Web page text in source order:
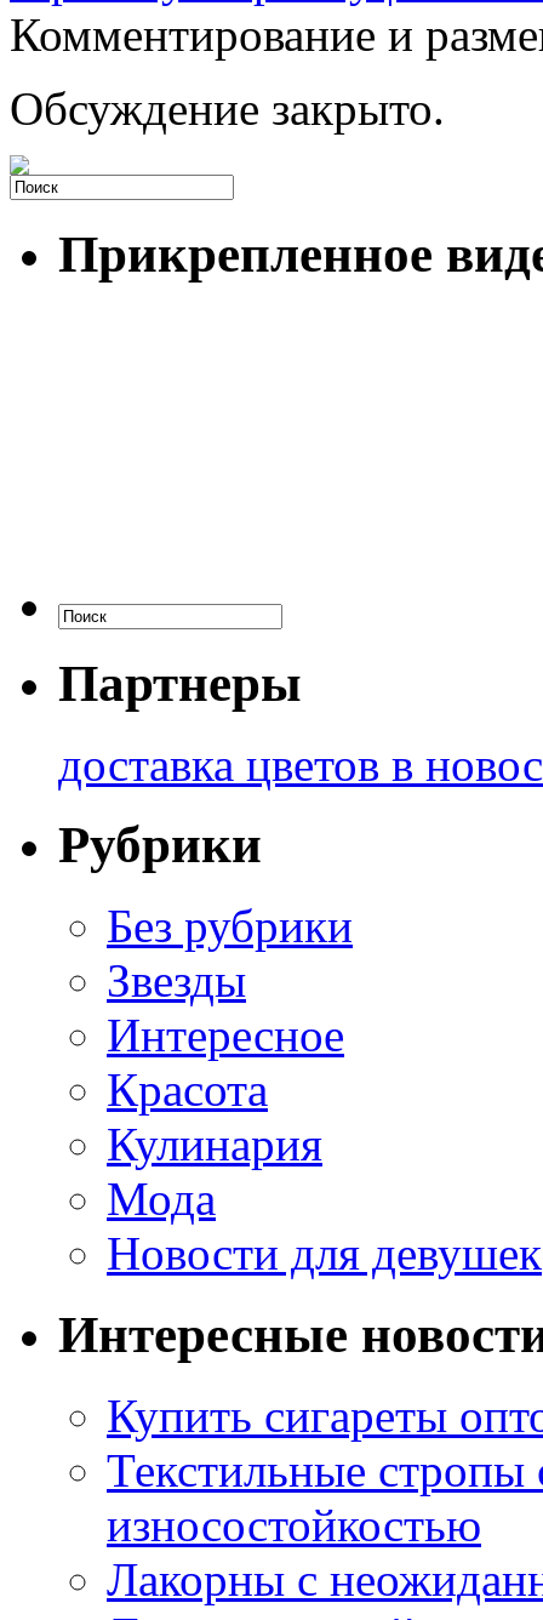
Комментирование и
Обсуждение закрыто.
Прикрепленное
Партнеры
доставка цветов в
Рубрики
Без рубрики
Звезды
Интересное
Красота
Кулинария
Мода
Новости для девушек
Интересные
Купить сигареты
Текстильные
износостойкостью
Лакорны с